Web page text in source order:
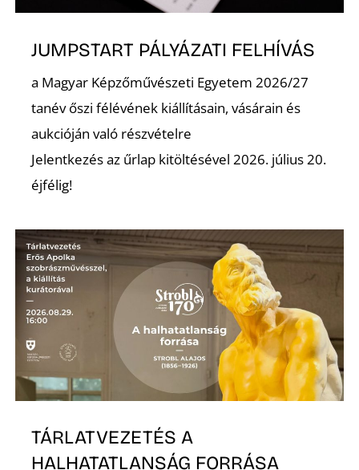
JUMPSTART PÁLYÁZATI FELHÍVÁS
a Magyar Képzőművészeti Egyetem 2026/27
tanév őszi félévének kiállításain, vásárain és
aukcióján való részvételre
Jelentkezés az űrlap kitöltésével 2026. július 20.
éjfélig!
TÁRLATVEZETÉS A
HALHATATLANSÁG FORRÁSA